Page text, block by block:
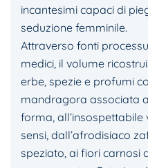
incantesimi capaci di
seduzione femminile.
Attraverso fonti
medici, il volume
erbe, spezie e profumi
mandragora associata
forma,
sensi, dall’afrodisiaco
speziato, ai fiori carnosi